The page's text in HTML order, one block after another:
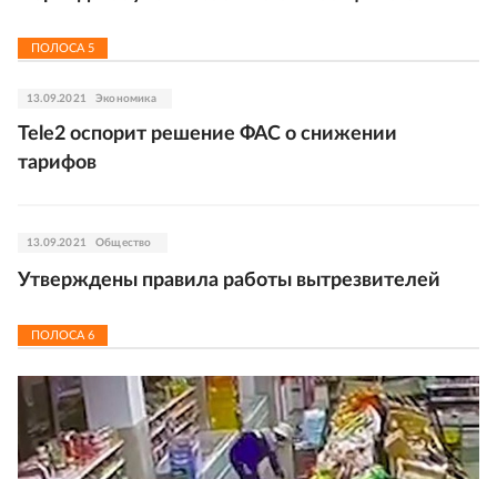
ПОЛОСА 5
13.09.2021 Экономика
Tele2 оспорит решение ФАС о снижении
тарифов
13.09.2021 Общество
Утверждены правила работы вытрезвителей
ПОЛОСА 6